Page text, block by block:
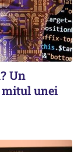
Un
unei